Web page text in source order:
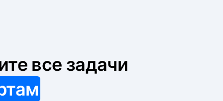
все задачи